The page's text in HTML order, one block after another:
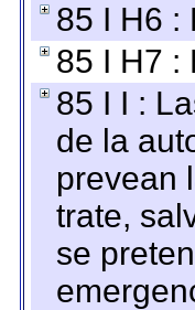
85 I H6 :
85 I H7 :
85 I I :
de la
prevean
trate,
se